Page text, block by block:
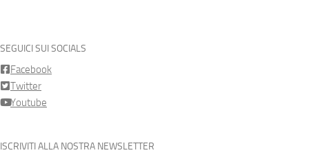
SEGUICI SUI SOCIALS
Facebook
Twitter
Youtube
ISCRIVITI ALLA NOSTRA NEWSLETTER